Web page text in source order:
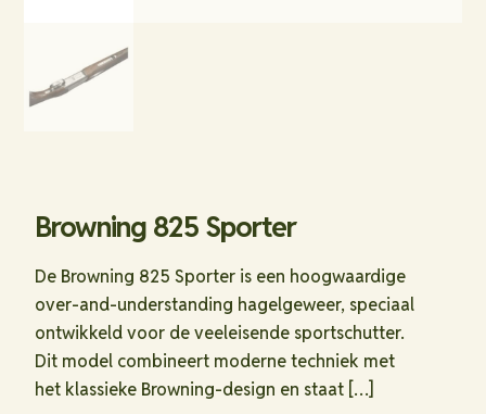
Browning 825 Sporter
De Browning 825 Sporter is een hoogwaardige
over-and-understanding hagelgeweer, speciaal
ontwikkeld voor de veeleisende sportschutter.
Dit model combineert moderne techniek met
het klassieke Browning-design en staat […]